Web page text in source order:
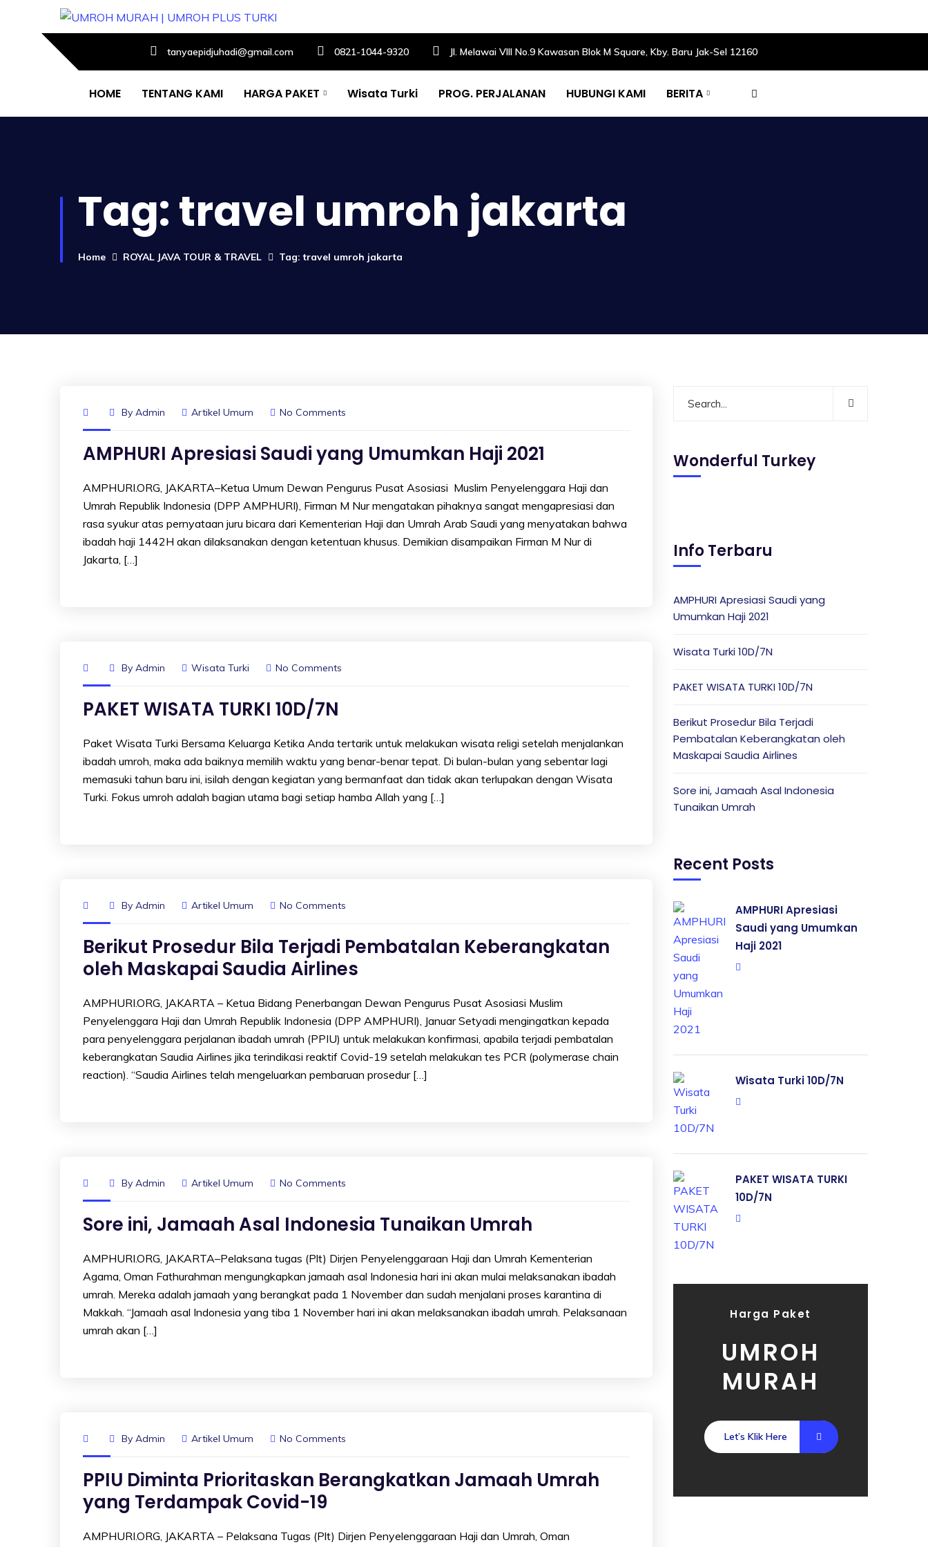
tanyaepidjuhadi@gmail.com 0821-1044-9320 Jl. Melawai VIII No.9 Kawasan Blok M Square, Kby. Baru Jak-Sel 12160
HOME TENTANG KAMI HARGA PAKET Wisata Turki PROG. PERJALANAN HUBUNGI KAMI BERITA
Tag:travel umroh jakarta
Home ROYAL JAVA TOUR & TRAVEL Tag: travel umroh jakarta
By Admin Artikel Umum No Comments
AMPHURI Apresiasi Saudi yang Umumkan Haji 2021
AMPHURI.ORG, JAKARTA–Ketua Umum Dewan Pengurus Pusat Asosiasi Muslim Penyelenggara Haji dan
Umrah Republik Indonesia (DPP AMPHURI), Firman M Nur mengatakan pihaknya sangat mengapresiasi dan
rasa syukur atas pernyataan juru bicara dari Kementerian Haji dan Umrah Arab Saudi yang menyatakan bahwa
ibadah haji 1442H akan dilaksanakan dengan ketentuan khusus. Demikian disampaikan Firman M Nur di
Jakarta, […]
By Admin Wisata Turki No Comments
PAKET WISATA TURKI 10D/7N
Paket Wisata Turki Bersama Keluarga Ketika Anda tertarik untuk melakukan wisata religi setelah menjalankan
ibadah umroh, maka ada baiknya memilih waktu yang benar-benar tepat. Di bulan-bulan yang sebentar lagi
memasuki tahun baru ini, isilah dengan kegiatan yang bermanfaat dan tidak akan terlupakan dengan Wisata
Turki. Fokus umroh adalah bagian utama bagi setiap hamba Allah yang […]
By Admin Artikel Umum No Comments
Berikut Prosedur Bila Terjadi Pembatalan Keberangkatan
oleh Maskapai Saudia Airlines
AMPHURI.ORG, JAKARTA – Ketua Bidang Penerbangan Dewan Pengurus Pusat Asosiasi Muslim
Penyelenggara Haji dan Umrah Republik Indonesia (DPP AMPHURI), Januar Setyadi mengingatkan kepada
para penyelenggara perjalanan ibadah umrah (PPIU) untuk melakukan konfirmasi, apabila terjadi pembatalan
keberangkatan Saudia Airlines jika terindikasi reaktif Covid-19 setelah melakukan tes PCR (polymerase chain
reaction). “Saudia Airlines telah mengeluarkan pembaruan prosedur […]
By Admin Artikel Umum No Comments
Sore ini, Jamaah Asal Indonesia Tunaikan Umrah
AMPHURI.ORG, JAKARTA–Pelaksana tugas (Plt) Dirjen Penyelenggaraan Haji dan Umrah Kementerian
Agama, Oman Fathurahman mengungkapkan jamaah asal Indonesia hari ini akan mulai melaksanakan ibadah
umrah. Mereka adalah jamaah yang berangkat pada 1 November dan sudah menjalani proses karantina di
Makkah. “Jamaah asal Indonesia yang tiba 1 November hari ini akan melaksanakan ibadah umrah. Pelaksanaan
umrah akan […]
By Admin Artikel Umum No Comments
PPIU Diminta Prioritaskan Berangkatkan Jamaah Umrah
yang Terdampak Covid-19
AMPHURI.ORG, JAKARTA – Pelaksana Tugas (Plt) Dirjen Penyelenggaraan Haji dan Umrah, Oman
Wonderful Turkey
Info Terbaru
AMPHURI Apresiasi Saudi yang
Umumkan Haji 2021
Wisata Turki 10D/7N
PAKET WISATA TURKI 10D/7N
Berikut Prosedur Bila Terjadi
Pembatalan Keberangkatan oleh
Maskapai Saudia Airlines
Sore ini, Jamaah Asal Indonesia
Tunaikan Umrah
Recent Posts
AMPHURI Apresiasi
Saudi yang Umumkan
Haji 2021
Wisata Turki 10D/7N
PAKET WISATA TURKI
10D/7N
Harga Paket
UMROH
MURAH
Let’s Klik Here